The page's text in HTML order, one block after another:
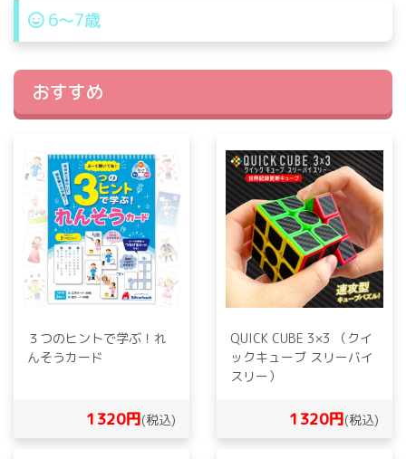
6〜7歳
おすすめ
３つのヒントで学ぶ！れ
んそうカード
1320円(税込)
QUICK CUBE 3×3 （クイ
ックキューブ スリーバイ
スリー）
1320円(税込)